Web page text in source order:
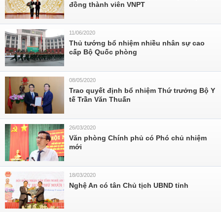
đồng thành viên VNPT
11/06/2020
Thủ tướng bổ nhiệm nhiều nhân sự cao
cấp Bộ Quốc phòng
08/05/2020
Trao quyết định bổ nhiệm Thứ trưởng Bộ Y
tế Trần Văn Thuấn
26/03/2020
Văn phòng Chính phủ có Phó chủ nhiệm
mới
18/03/2020
Nghệ An có tân Chủ tịch UBND tỉnh